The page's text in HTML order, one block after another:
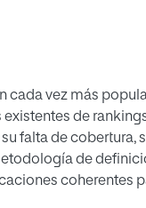
cada vez más
de
falta de cobertura,
de
coherentes